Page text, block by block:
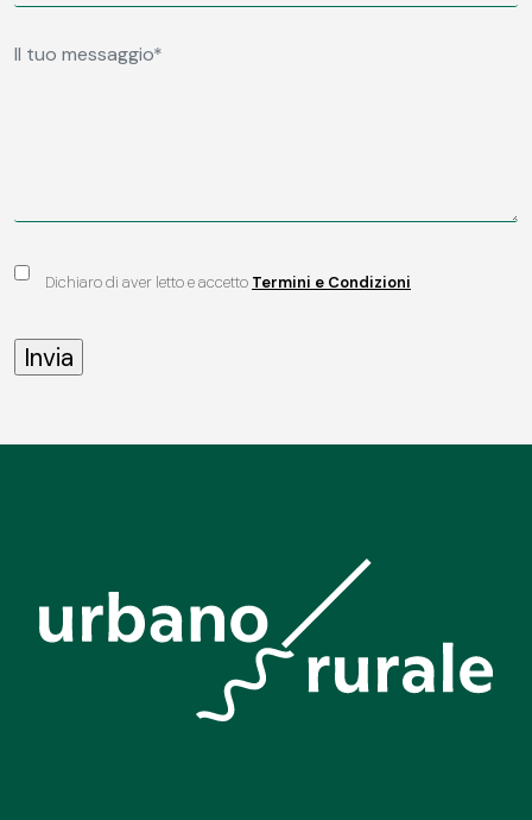
Dichiaro di aver letto e accetto Termini e Condizioni